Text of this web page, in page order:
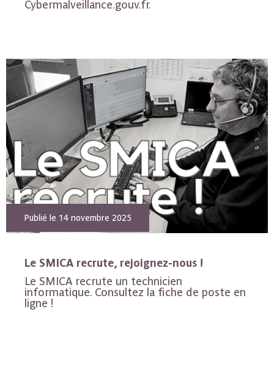
Cybermalveillance.gouv.fr.
Publié le 14 novembre 2025
Le SMICA recrute, rejoignez-nous !
Le SMICA recrute un technicien
informatique. Consultez la fiche de poste en
ligne !